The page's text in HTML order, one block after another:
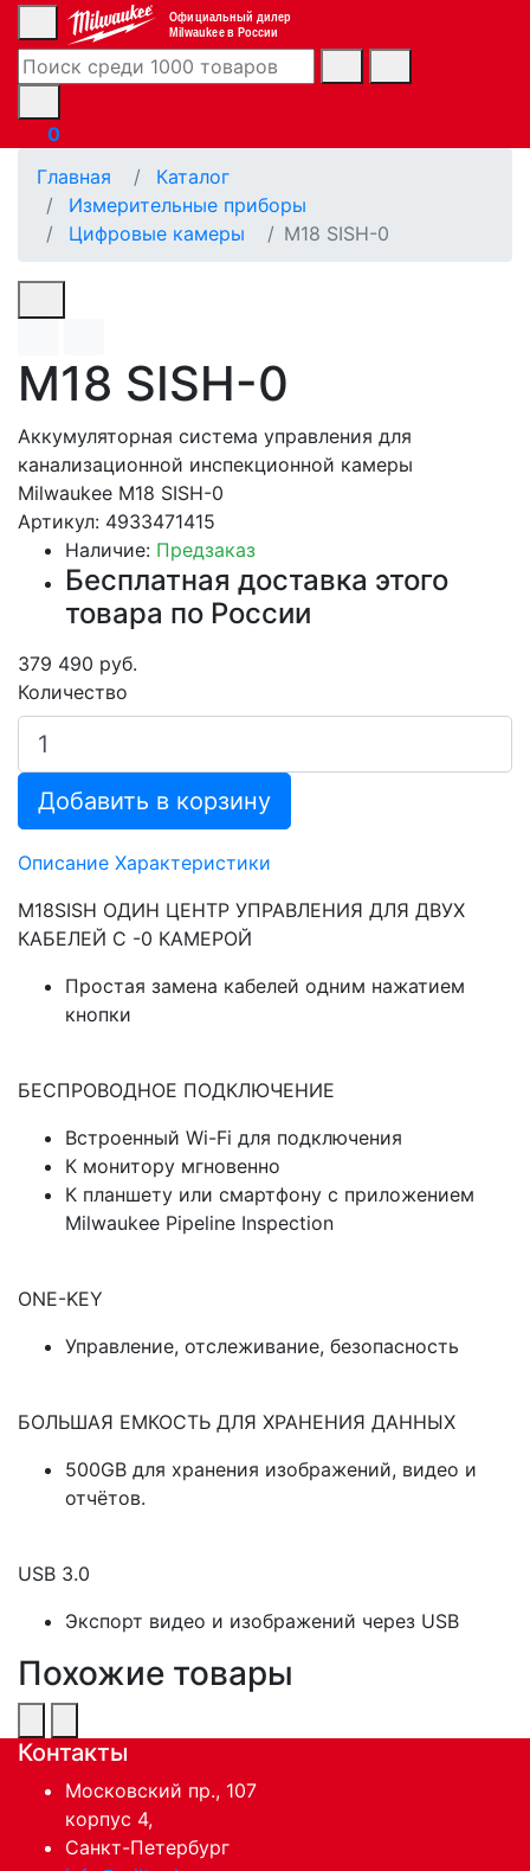
Официальный дилер
Milwaukee в России
0
Главная
Каталог
Измерительные приборы
Цифровые камеры
M18 SISH-0
M18 SISH-0
Аккумуляторная система управления для
канализационной инспекционной камеры
Milwaukee M18 SISH-0
Артикул: 4933471415
Наличие: Предзаказ
Бесплатная доставка этого
товара по России
379 490 руб.
Количество
Добавить в корзину
Описание Характеристики
M18SISH ОДИН ЦЕНТР УПРАВЛЕНИЯ ДЛЯ ДВУХ
КАБЕЛЕЙ С -0 КАМЕРОЙ
Простая замена кабелей одним нажатием
кнопки
БЕСПРОВОДНОЕ ПОДКЛЮЧЕНИЕ
Встроенный Wi-Fi для подключения
К монитору мгновенно
К планшету или смартфону с приложением
Milwaukee Pipeline Inspection
ONE-KEY
Управление, отслеживание, безопасность
БОЛЬШАЯ ЕМКОСТЬ ДЛЯ ХРАНЕНИЯ ДАННЫХ
500GB для хранения изображений, видео и
отчётов.
USB 3.0
Экспорт видео и изображений через USB
Похожие товары
Контакты
Московский пр., 107
корпус 4,
Санкт-Петербург